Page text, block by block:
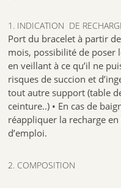
1. INDICATION DE
Port du bracelet à partir
mois, possibilité de poser
en veillant à ce qu’il ne
risques de succion et
tout autre support (table
ceinture..) • En cas de
réappliquer la recharge
d’emploi.
2. COMPOSITION